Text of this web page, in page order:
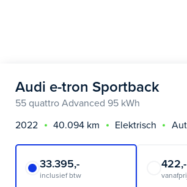
Audi e-tron Sportback
55 quattro Advanced 95 kWh
2022
40.094 km Elektrisch
33.395,-
inclusief btw
422,-